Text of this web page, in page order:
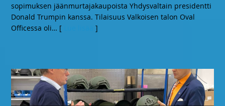
sopimuksen jäänmurtajakaupoista Yhdysvaltain presidentti
Donald Trumpin kanssa. Tilaisuus Valkoisen talon Oval
Officessa oli… [ ]